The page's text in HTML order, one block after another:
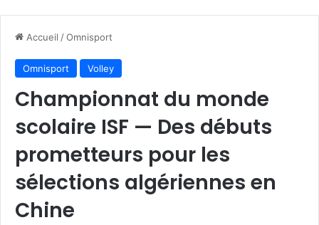
Accueil /Omnisport
Omnisport Volley
Championnat du monde
scolaire ISF — Des débuts
prometteurs pour les
sélections algériennes en
Chine